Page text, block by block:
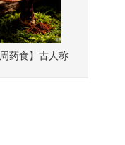
周药食】古人称